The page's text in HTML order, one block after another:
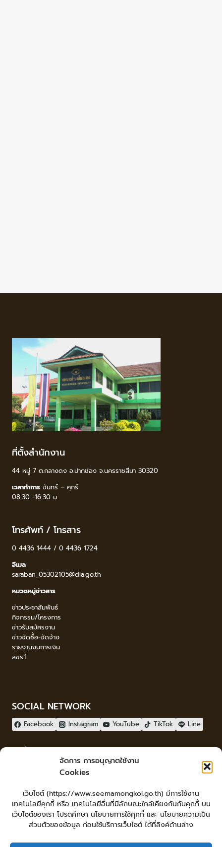
จัดการ การอนุญาตใช้งาน
Cookies
เว็บไซต์ (https://www.seemamongkol.go.th) มีการใช้งาน
เทคโนโลยีคุกกี้ หรือ เทคโนโลยีอื่นที่มีลักษณะใกล้เคียงกันกับคุกกี้ บน
เว็บไซต์ของเรา โปรดศึกษา นโยบายการใช้คุกกี้ และ นโยบายความเป็น
ส่วนตัวของข้อมูล ก่อนใช้บริการเว็บไซต์ ได้ที่ลิงค์ด้านล่าง
ที่ตั้งสำนักงาน
44 หมู่ 7 ต.กลางดง อ.ปากช่อง จ.นครราชสีมา 30320
เวลาทำการ จันทร์ – ศุกร์
08:30 -16:30 น.
โทรศัพท์ / โทรสาร
0 4436 1444 / 0 4436 1724
อีเมล
saraban_05302105@dla.go.th
หมวดหมู่ข่าวสาร
ข่าวประชาสัมพันธ์
กิจกรรม/โครงการ
ข่าวรับสมัครงาน
ข่าวจัดซื้อ-จัดจ้าง
รายงานงบการเงิน
สขร.1
SOCIAL NETWORK
Facebook Instagram YouTube TikTok Line
LopburiWebdesign.com
Login
เข้าสู่ระบบ